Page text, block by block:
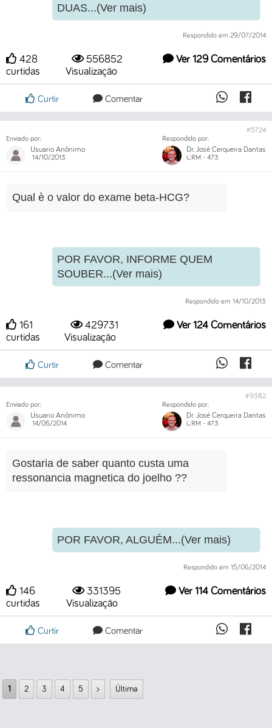
DUAS...(Ver mais)
Respondido em 29/07/2014
Ver 129 Comentários
428
curtidas
556852
Visualização
Curtir Comentar
Enviado por:
Usuario Anônimo
14/10/2013
#5724
Respondido por:
Dr. José Cerqueira Dantas
CRM - 473
Qual è o valor do exame beta-HCG?
POR FAVOR, INFORME QUEM
SOUBER...(Ver mais)
Respondido em 14/10/2013
Ver 124 Comentários
161
curtidas
429731
Visualização
Curtir Comentar
Enviado por:
Usuario Anônimo
14/06/2014
#9382
Respondido por:
Dr. José Cerqueira Dantas
CRM - 473
Gostaria de saber quanto custa uma
ressonancia magnetica do joelho ??
POR FAVOR, ALGUÉM...(Ver mais)
Respondido em 15/06/2014
Ver 114 Comentários
146
curtidas
331395
Visualização
Curtir Comentar
1 2 3 4 5 > Última